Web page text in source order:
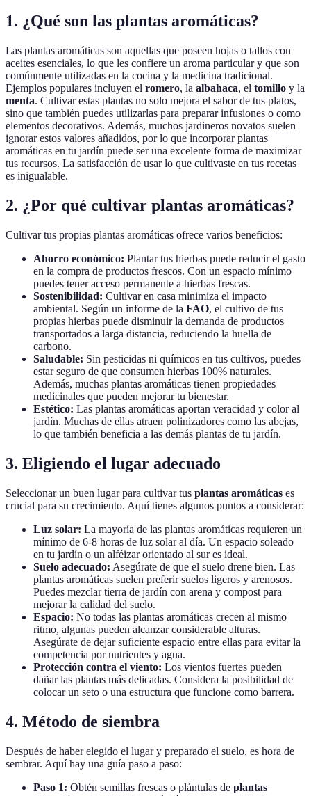
1. ¿Qué son las plantas aromáticas?
Las plantas aromáticas son aquellas que poseen hojas o tallos con
aceites esenciales, lo que les confiere un aroma particular y que son
comúnmente utilizadas en la cocina y la medicina tradicional.
Ejemplos populares incluyen el romero, la albahaca, el tomillo y la
menta. Cultivar estas plantas no solo mejora el sabor de tus platos,
sino que también puedes utilizarlas para preparar infusiones o como
elementos decorativos. Además, muchos jardineros novatos suelen
ignorar estos valores añadidos, por lo que incorporar plantas
aromáticas en tu jardín puede ser una excelente forma de maximizar
tus recursos. La satisfacción de usar lo que cultivaste en tus recetas
es inigualable.
2. ¿Por qué cultivar plantas aromáticas?
Cultivar tus propias plantas aromáticas ofrece varios beneficios:
Ahorro económico: Plantar tus hierbas puede reducir el gasto
en la compra de productos frescos. Con un espacio mínimo
puedes tener acceso permanente a hierbas frescas.
Sostenibilidad: Cultivar en casa minimiza el impacto
ambiental. Según un informe de la FAO, el cultivo de tus
propias hierbas puede disminuir la demanda de productos
transportados a larga distancia, reduciendo la huella de
carbono.
Saludable: Sin pesticidas ni químicos en tus cultivos, puedes
estar seguro de que consumen hierbas 100% naturales.
Además, muchas plantas aromáticas tienen propiedades
medicinales que pueden mejorar tu bienestar.
Estético: Las plantas aromáticas aportan veracidad y color al
jardín. Muchas de ellas atraen polinizadores como las abejas,
lo que también beneficia a las demás plantas de tu jardín.
3. Eligiendo el lugar adecuado
Seleccionar un buen lugar para cultivar tus plantas aromáticas es
crucial para su crecimiento. Aquí tienes algunos puntos a considerar:
Luz solar: La mayoría de las plantas aromáticas requieren un
mínimo de 6-8 horas de luz solar al día. Un espacio soleado
en tu jardín o un alféizar orientado al sur es ideal.
Suelo adecuado: Asegúrate de que el suelo drene bien. Las
plantas aromáticas suelen preferir suelos ligeros y arenosos.
Puedes mezclar tierra de jardín con arena y compost para
mejorar la calidad del suelo.
Espacio: No todas las plantas aromáticas crecen al mismo
ritmo, algunas pueden alcanzar considerable alturas.
Asegúrate de dejar suficiente espacio entre ellas para evitar la
competencia por nutrientes y agua.
Protección contra el viento: Los vientos fuertes pueden
dañar las plantas más delicadas. Considera la posibilidad de
colocar un seto o una estructura que funcione como barrera.
4. Método de siembra
Después de haber elegido el lugar y preparado el suelo, es hora de
sembrar. Aquí hay una guía paso a paso:
Paso 1: Obtén semillas frescas o plántulas de plantas